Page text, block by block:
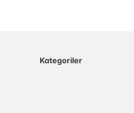
Kategoriler